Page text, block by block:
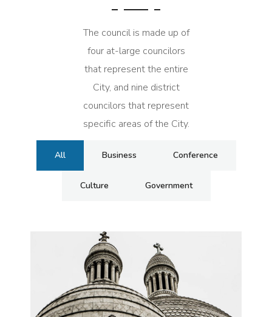
The council is made up of
four at-large councilors
that represent the entire
City, and nine district
councilors that represent
specific areas of the City.
All Business Conference
Culture Government